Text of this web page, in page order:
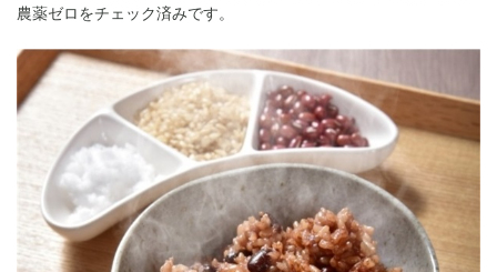
農薬ゼロをチェック済みです。